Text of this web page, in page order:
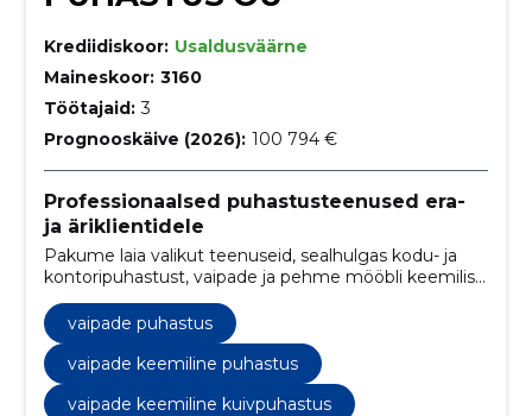
Krediidiskoor: Usaldusväärne
Maineskoor: 3160
Töötajaid: 3
Prognooskäive (2026): 100 794 €
Professionaalsed puhastusteenused era-
ja äriklientidele
Pakume laia valikut teenuseid, sealhulgas kodu- ja
kontoripuhastust, vaipade ja pehme mööbli keemilist
puhastust, akende pesu ning ehitusjärgset koristust.
vaipade puhastus
vaipade keemiline puhastus
vaipade keemiline kuivpuhastus